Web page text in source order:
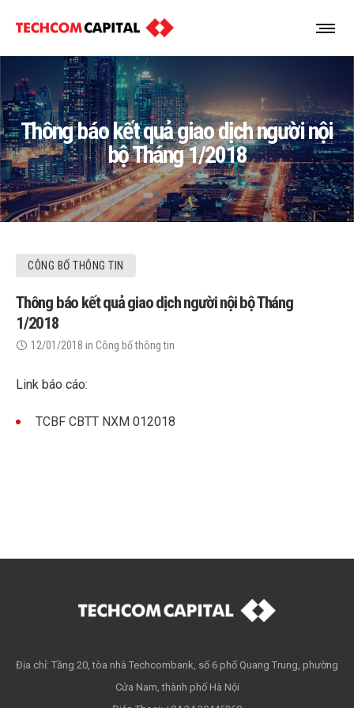
Thông báo kết quả giao dịch người nội
bộ Tháng 1/2018
CÔNG BỐ THÔNG TIN
Thông báo kết quả giao dịch người nội bộ Tháng
1/2018
12/01/2018 in Công bố thông tin
Link báo cáo:
TCBF CBTT NXM 012018
Địa chỉ: Tầng 20, tòa nhà Techcombank, số 6 phố Quang Trung, phường
Cửa Nam, thành phố Hà Nội